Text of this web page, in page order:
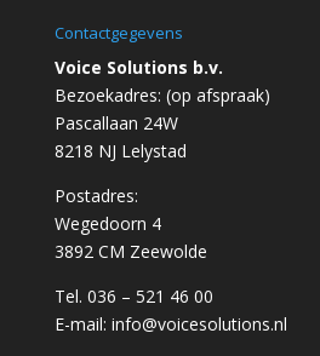
Contactgegevens
Voice Solutions b.v.
Bezoekadres: (op afspraak)
Pascallaan 24W
8218 NJ Lelystad
Postadres:
Wegedoorn 4
3892 CM Zeewolde
Tel. 036 – 521 46 00
E-mail: info@voicesolutions.nl